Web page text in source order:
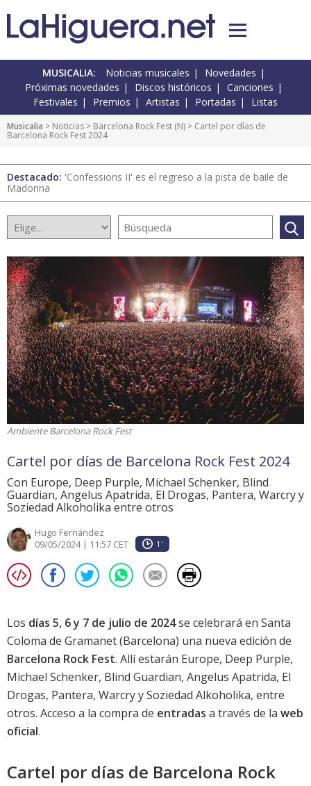
MUSICALIA: Noticias musicales
Novedades
Próximas novedades
Discos históricos
Canciones
Festivales
Premios Artistas Portadas Listas
Musicalia > Noticias > Barcelona Rock Fest (N) > Cartel por días de
Barcelona Rock Fest 2024
Destacado: 'Confessions II' es el regreso a la pista de baile de
Madonna
Ambiente Barcelona Rock Fest
Cartel por días de Barcelona Rock Fest 2024
Con Europe, Deep Purple, Michael Schenker, Blind
Guardian, Angelus Apatrida, El Drogas, Pantera, Warcry y
Soziedad Alkoholika entre otros
Hugo Fernández
09/05/2024 | 11:57 CET
1'
Los días 5, 6 y 7 de julio de 2024se celebrará en Santa
Coloma de Gramanet (Barcelona) una nueva edición de
Barcelona Rock Fest. Allí estarán Europe, Deep Purple,
Michael Schenker, Blind Guardian, Angelus Apatrida, El
Drogas, Pantera, Warcry y Soziedad Alkoholika, entre
otros. Acceso a la compra de entradas a través de la web
oficial.
Cartel por días de Barcelona Rock